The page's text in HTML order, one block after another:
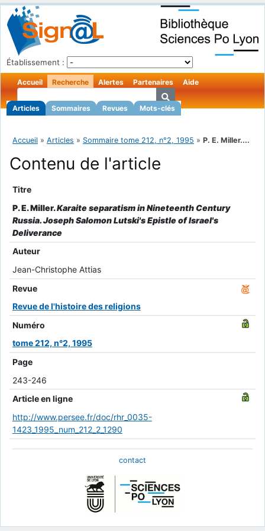
Établissement :
Accueil Recherche
Articles Sommaires Revues Mots-clés
Alertes Partenaires Aide
Accueil » Articles » Sommaire tome 212, n°2, 1995 » P. E. Miller....
Contenu de l'article
Titre
P. E. Miller.Karaite separatism in Nineteenth Century
Russia. Joseph Salomon Lutski's Epistle of Israel's
Deliverance
Auteur
Jean-Christophe Attias
Revue
Revue de l'histoire des religions
Numéro
tome 212, n°2, 1995
Page
243-246
Article en ligne
http://www.persee.fr/doc/rhr_0035-
1423_1995_num_212_2_1290
contact